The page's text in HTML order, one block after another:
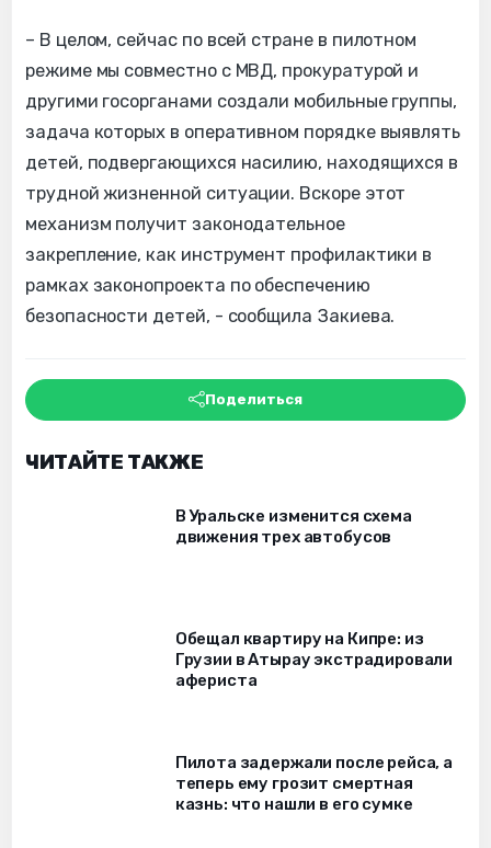
– В целом, сейчас по всей стране в пилотном
режиме мы совместно с МВД, прокуратурой и
другими госорганами создали мобильные группы,
задача которых в оперативном порядке выявлять
детей, подвергающихся насилию, находящихся в
трудной жизненной ситуации. Вскоре этот
механизм получит законодательное
закрепление, как инструмент профилактики в
рамках законопроекта по обеспечению
безопасности детей, - сообщила Закиева.
Поделиться
ЧИТАЙТЕ ТАКЖЕ
В Уральске изменится схема
движения трех автобусов
Обещал квартиру на Кипре: из
Грузии в Атырау экстрадировали
афериста
Пилота задержали после рейса, а
теперь ему грозит смертная
казнь: что нашли в его сумке